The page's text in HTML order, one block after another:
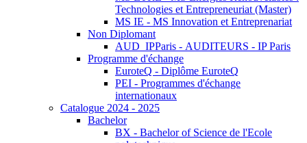
Technologies et Entrepreneuriat (Master)
MS IE - MS Innovation et Entreprenariat
Non Diplomant
AUD_IPParis - AUDITEURS - IP Paris
Programme d'échange
EuroteQ - Diplôme EuroteQ
PEI - Programmes d'échange
internationaux
Catalogue 2024 - 2025
Bachelor
BX - Bachelor of Science de l'Ecole